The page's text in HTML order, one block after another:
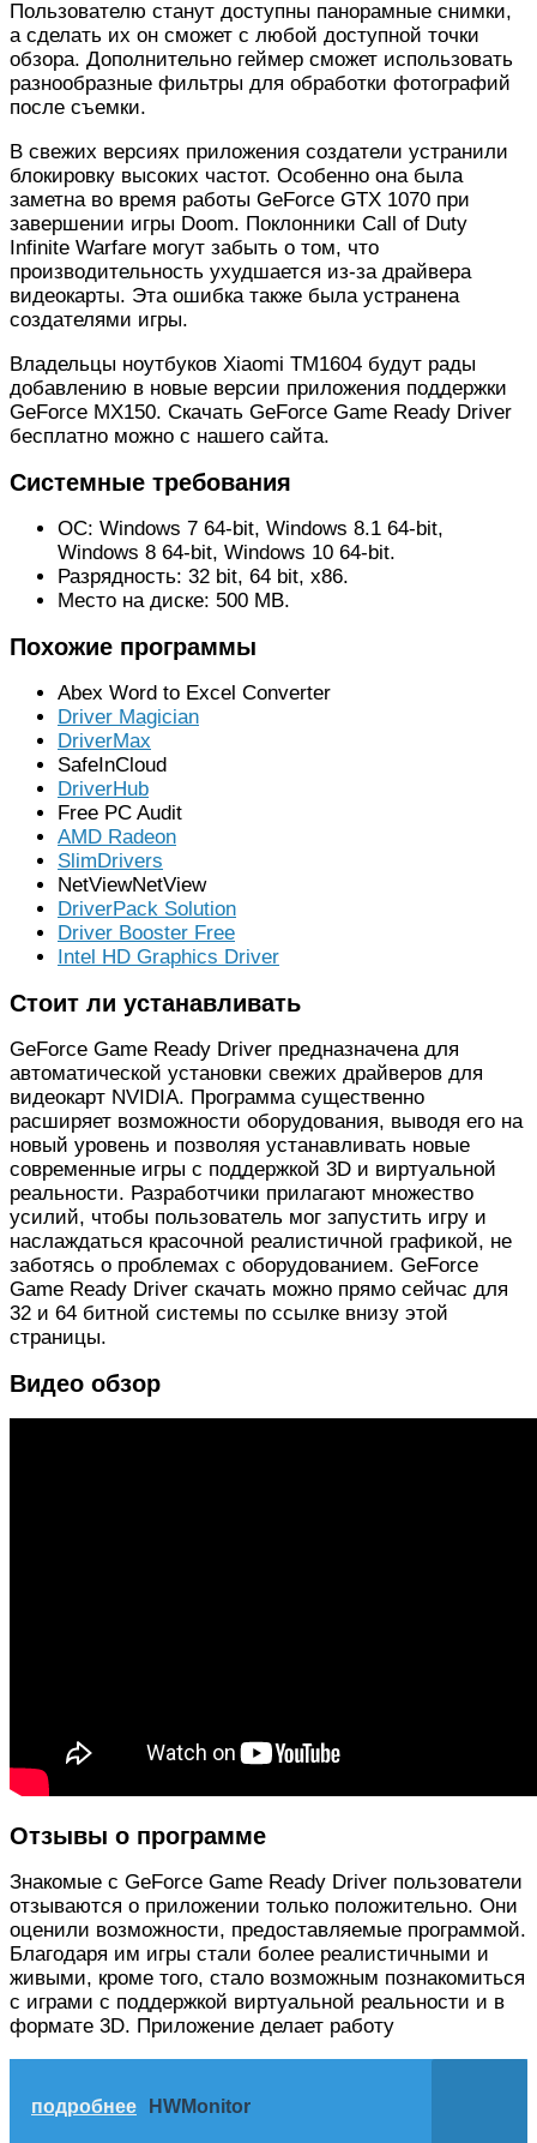
Пользователю станут доступны панорамные снимки,
а сделать их он сможет с любой доступной точки
обзора. Дополнительно геймер сможет использовать
разнообразные фильтры для обработки фотографий
после съемки.
В свежих версиях приложения создатели устранили
блокировку высоких частот. Особенно она была
заметна во время работы GeForce GTX 1070 при
завершении игры Doom. Поклонники Call of Duty
Infinite Warfare могут забыть о том, что
производительность ухудшается из-за драйвера
видеокарты. Эта ошибка также была устранена
создателями игры.
Владельцы ноутбуков Xiaomi TM1604 будут рады
добавлению в новые версии приложения поддержки
GeForce MX150. Скачать GeForce Game Ready Driver
бесплатно можно с нашего сайта.
Системные требования
ОС: Windows 7 64-bit, Windows 8.1 64-bit,
Windows 8 64-bit, Windows 10 64-bit.
Разрядность: 32 bit, 64 bit, x86.
Место на диске: 500 MB.
Похожие программы
Abex Word to Excel Converter
Driver Magician
DriverMax
SafeInCloud
DriverHub
Free PC Audit
AMD Radeon
SlimDrivers
NetViewNetView
DriverPack Solution
Driver Booster Free
Intel HD Graphics Driver
Стоит ли устанавливать
GeForce Game Ready Driver предназначена для
автоматической установки свежих драйверов для
видеокарт NVIDIA. Программа существенно
расширяет возможности оборудования, выводя его на
новый уровень и позволяя устанавливать новые
современные игры с поддержкой 3D и виртуальной
реальности. Разработчики прилагают множество
усилий, чтобы пользователь мог запустить игру и
наслаждаться красочной реалистичной графикой, не
заботясь о проблемах с оборудованием. GeForce
Game Ready Driver скачать можно прямо сейчас для
32 и 64 битной системы по ссылке внизу этой
страницы.
Видео обзор
Отзывы о программе
Знакомые с GeForce Game Ready Driver пользователи
отзываются о приложении только положительно. Они
оценили возможности, предоставляемые программой.
Благодаря им игры стали более реалистичными и
живыми, кроме того, стало возможным познакомиться
с играми с поддержкой виртуальной реальности и в
формате 3D. Приложение делает работу
подробнее HWMonitor